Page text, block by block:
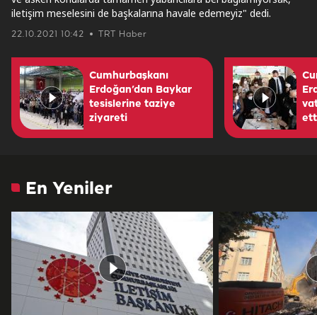
22.10.2021 10:42 TRT Haber
iletişim meselesini de başkalarına havale edemeyiz" dedi.
Cumhurbaşkanı
Erdoğan’dan Baykar
tesislerine taziye
ziyareti
En Yeniler